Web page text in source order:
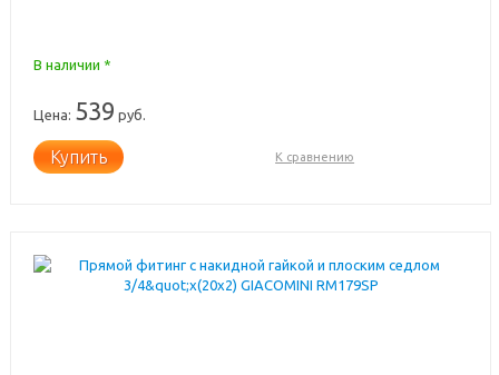
В наличии *
Цена: 539 руб.
Купить К сравнению